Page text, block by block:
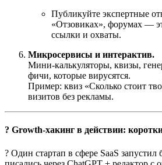
Публикуйте экспертные
«Отзовиках», форумах —
ссылки и охваты.
Микросервисы и интерактив.
Мини-калькуляторы, квизы,
фичи, которые вирусятся.
Пример: квиз «Сколько стоит
визитов без рекламы.
? Growth-хакинг в действии:
? Один стартап в сфере SaaS запустил